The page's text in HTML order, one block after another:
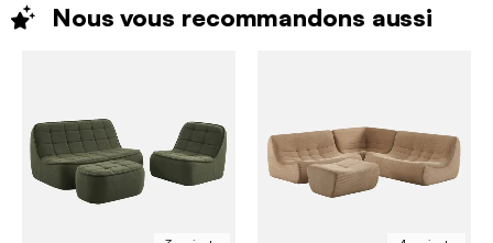
Nous vous recommandons aussi